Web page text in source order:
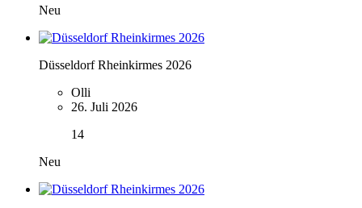
Neu
Düsseldorf Rheinkirmes 2026
Olli
26. Juli 2026
14
Neu